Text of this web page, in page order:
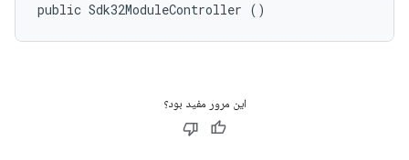
public Sdk32ModuleController ()
این مرور مفید بود؟